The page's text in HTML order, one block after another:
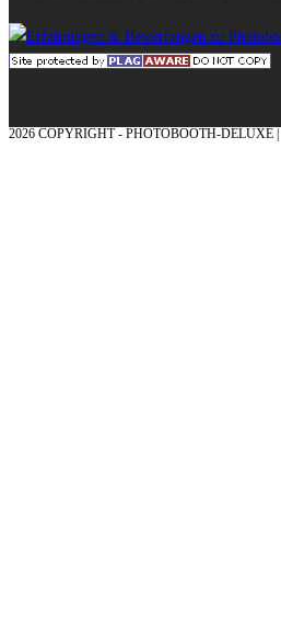
2026 COPYRIGHT - PHOTOBOOTH-DELUXE |